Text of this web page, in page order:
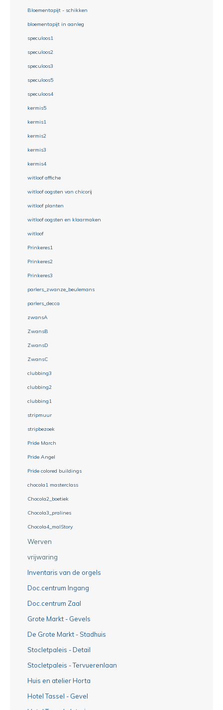
Bloementapijt - schikken
bloementapijt in aanleg
speculoos1
speculoos2
speculoos3
speculoos5
speculoos4
kermis5
kermis1
kermis2
kermis3
kermis4
witloof affiche
witloof oogsten van chicorij
witloof planten
witloof oogsten en klaarmaken
witloof
Prinkeres1
Prinkeres2
Prinkeres3
parlers_zwanze_beulemans
parlers_decca
zwansA
ZwansB
ZwansD
ZwansC
clubbing3
clubbing2
clubbing1
stripmuur
stripbezoek
Pride March
Pride Angel
Pride colored buildings
chocola1 masterclass
Chocola2_boetiek
Chocola3_pralines
Chocola4_malStory
Werven
vrijwaring
Inventaris van de orgels
Doc.centrum Ingang
Doc.centrum Zaal
Grote Markt - Gevels
De Grote Markt - Stadhuis
Stocletpaleis - Detail
Stocletpaleis - Tervuerenlaan
Huis en atelier Horta
Hotel Tassel - Gevel